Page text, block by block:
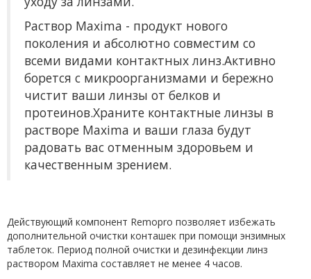
Раствор Maxima - продукт нового
поколения и абсолютно совместим со
всеми видами контактных линз.Активно
борется с микроорганизмами и бережно
чистит ваши линзы от белков и
протеинов.Храните контактные линзы в
растворе Maxima и ваши глаза будут
радовать вас отменным здоровьем и
качественным зрением.
Действующий компонент Remopro позволяет избежать
дополнительной очистки конташек при помощи энзимных
таблеток. Период полной очистки и дезинфекции линз
раствором Maxima составляет не менее 4 часов.